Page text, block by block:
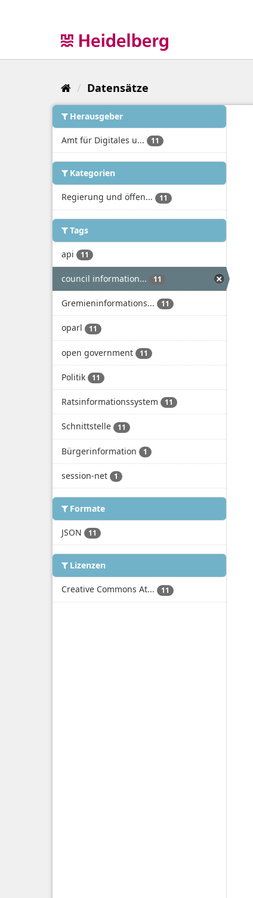
Datensätze
Herausgeber
Amt für Digitales u... 11
Kategorien
Regierung und öffen... 11
Tags
api 11
council information... 11
Gremieninformations... 11
oparl 11
open government 11
Politik 11
Ratsinformationssystem 11
Schnittstelle 11
Bürgerinformation 1
session-net 1
Formate
JSON 11
Lizenzen
Creative Commons At... 11